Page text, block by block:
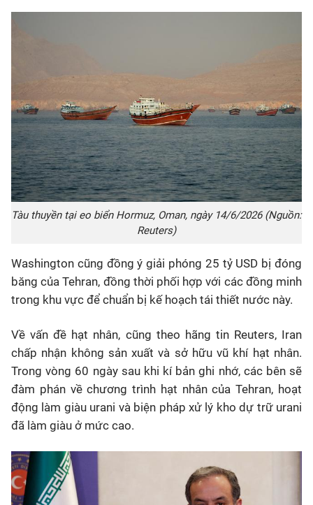
Tàu thuyền tại eo biển Hormuz, Oman, ngày 14/6/2026 (Nguồn:
Reuters)
Washington cũng đồng ý giải phóng 25 tỷ USD bị đóng
băng của Tehran, đồng thời phối hợp với các đồng minh
trong khu vực để chuẩn bị kế hoạch tái thiết nước này.
Về vấn đề hạt nhân, cũng theo hãng tin Reuters, Iran
chấp nhận không sản xuất và sở hữu vũ khí hạt nhân.
Trong vòng 60 ngày sau khi kí bản ghi nhớ, các bên sẽ
đàm phán về chương trình hạt nhân của Tehran, hoạt
động làm giàu urani và biện pháp xử lý kho dự trữ urani
đã làm giàu ở mức cao.